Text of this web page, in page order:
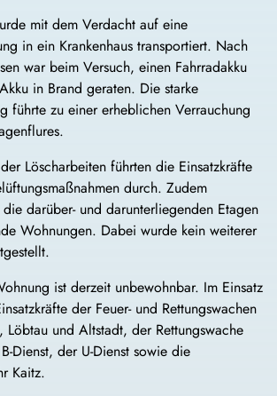
mit dem Verdacht auf eine
in ein Krankenhaus transportiert. Nach
war beim Versuch, einen Fahrradakku
in Brand geraten. Die starke
führte zu einer erheblichen Verrauchung
Löscharbeiten führten die Einsatzkräfte
durch. Zudem
darüber- und darunterliegenden Etagen
Wohnungen. Dabei wurde kein weiterer
ist derzeit unbewohnbar. Im Einsatz
der Feuer- und Rettungswachen
Löbtau und Altstadt, der Rettungswache
Dienst, der U-Dienst sowie die
Kaitz.